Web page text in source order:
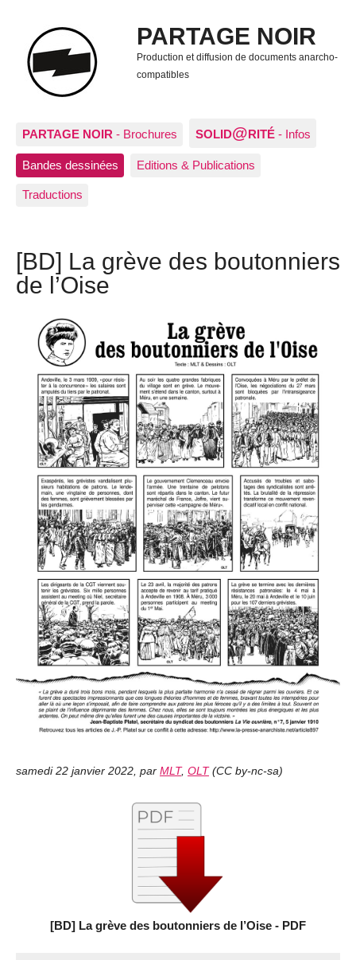
PARTAGE NOIR
Production et diffusion de documents anarcho-
compatibles
PARTAGE NOIR - Brochures SOLID@RITÉ - Infos
Bandes dessinées Editions & Publications
Traductions
[BD] La grève des boutonniers
de l’Oise
samedi 22 janvier 2022, par MLT, OLT (CC by-nc-sa)
[BD] La grève des boutonniers de l’Oise - PDF